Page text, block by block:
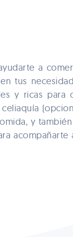
a
tus
y ricas para
y